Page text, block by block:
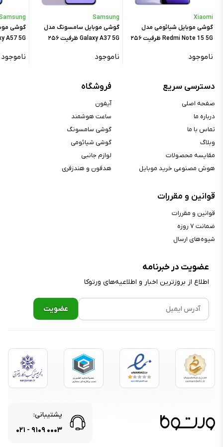
درگاه کارت حافظه :
ندارد
حافظه داخلی :
۲۵۶ گیگابایت
جک ۳.۵ میلی‌متری : ندارد
مشخصات اسپیکر :
Dolby Atmos, Hi-Res wireless
audio, اسپیکرهای استریو, کیفیت
صدای۲۴bit /۱۹۲kHz Hi-Res
ارتباطات
Dual-Band, Wi-Fi ۸۰۲.۱۱
بلوتوث :
موقعیت‌یابی :
اینفرارد :
رادیو :
ندارد
درگاه ارتباطی :
USB Type-C ۲.۰
قابلیت OTG :
قابلیت تشخیص چهره :
حسگر اثر انگشت :
حسگر اثر انگشت زیر نمایشگر-اپتیکال,
شتاب‌سنج, قطب‌نما
سایر ویژگی‌ها :
مجهز به چراغ قوه
Xiaomi
گوشی موبایل شیائومی مدل
Redmi Note 15 5G ظرفیت ۲۵۶
ناموجود
Samsung
گوشی موبایل سامسونگ مدل
Galaxy A37 5G ظرفیت ۲۵۶
ناموجود
گوشی
ناموجود
عضویت در خبرنامه
اطلاع از بروز‌ترین اخبار و اطلاعیه‌های ورتوکا
دسترسی سریع
صفحه اصلی
درباره ما
تماس با ما
وبلاگ
مقایسه محصولات
هوش مصنوعی خرید موبایل
فروشگاه
آیفون
ساعت هوشمند
گوشی سامسونگ
گوشی شیائومی
لوازم جانبی
هدفون و هندزفری
قوانین و مقررات
قوانین و مقررات
ضمانت ۷ روزه
شیوه‌های ارسال
پشتیبانی:
۰۰۰۳ ۹۱۰۹ - ۰۲۱